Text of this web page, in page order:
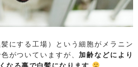
にする工場）という細胞がメラニン
がついていますが、 加齢などにより